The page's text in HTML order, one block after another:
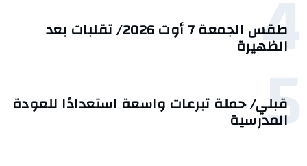
4 طقس الجمعة 7 أوت 2026/ تقلبات بعد
الظهيرة
5
قبلي/ حملة تبرعات واسعة استعدادًا للعودة
المدرسية